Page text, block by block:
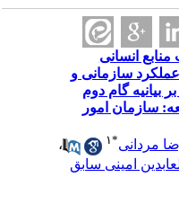
انسانی
سازمانی و
گام دوم
سازمان امور
مردانی ۱
،
امینی سابق